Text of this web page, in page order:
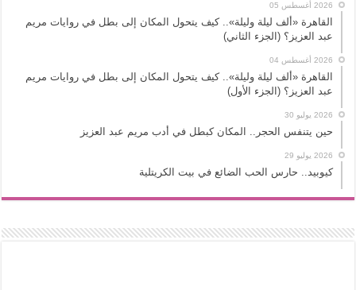
2026 أغسطس 05
القاهرة «ألف ليلة وليلة».. كيف يتحول المكان إلى بطل في روايات مريم
عبد العزيز؟ (الجزء الثاني)
2026 أغسطس 04
القاهرة «ألف ليلة وليلة».. كيف يتحول المكان إلى بطل في روايات مريم
عبد العزيز؟ (الجزء الأول)
2026 يوليو 30
حين يتنفس الحجر.. المكان كبطل في أدب مريم عبد العزيز
2026 يوليو 29
كيوبيد.. حارس الحب الضائع في بيت الكريتلية